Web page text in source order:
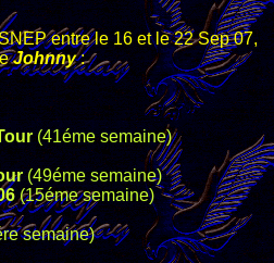
entre le 16 et le 22 Sep 07,
Johnny :
(41éme semaine)
(49éme semaine)
(15éme semaine)
semaine)